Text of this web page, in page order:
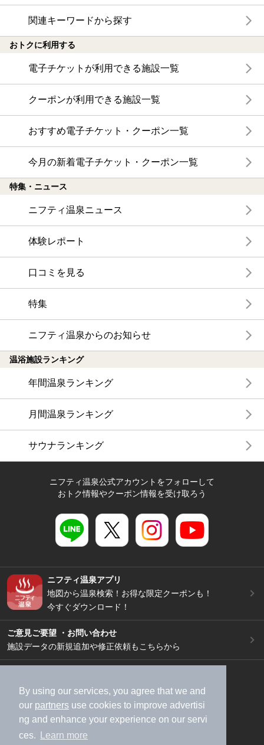
By using our services, you agree that we and
our partners use cookies to improve advertisi
ng and enhance your experience on our servi
ces.
Learn more
関連キーワードから探す
おトクに利用する
電子チケットが利用できる施設一覧
クーポンが利用できる施設一覧
おすすめ電子チケット・クーポン一覧
今月の新着電子チケット・クーポン一覧
特集・ニュース
ニフティ温泉ニュース
体験レポート
口コミを見る
特集
ニフティ温泉からのお知らせ
温浴施設ランキング
年間温泉ランキング
月間温泉ランキング
サウナランキング
ニフティ温泉公式アカウントをフォローして
おトク情報やクーポン情報を受け取ろう
ニフティ温泉アプリ
地図から温泉検索！お得な限定クーポンも！
今すぐダウンロード！
ご意見ご要望 ・お問い合わせ
施設データの新規追加や修正依頼もこちらから
加盟店募集（資料請求）
広告出稿のご案内
利用規約
ライフスタイルMEMBERS+規約
特定商取引法に基づく表記
ヘルプ
採用情報
運営会社